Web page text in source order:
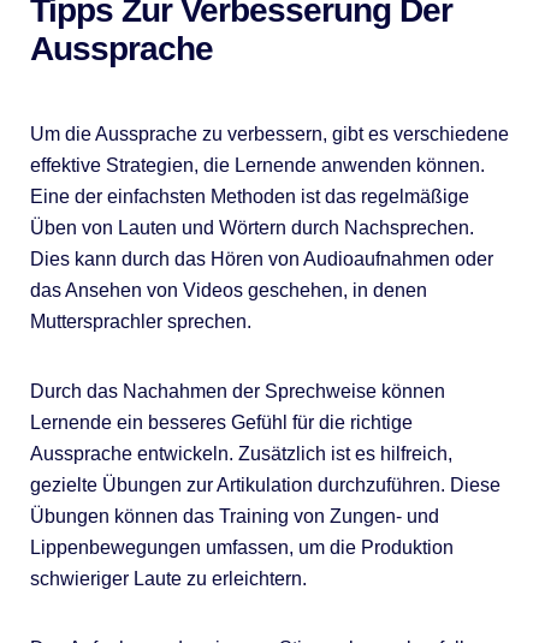
Tipps Zur Verbesserung Der
Aussprache
Um die Aussprache zu verbessern, gibt es verschiedene
effektive Strategien, die Lernende anwenden können.
Eine der einfachsten Methoden ist das regelmäßige
Üben von Lauten und Wörtern durch Nachsprechen.
Dies kann durch das Hören von Audioaufnahmen oder
das Ansehen von Videos geschehen, in denen
Muttersprachler sprechen.
Durch das Nachahmen der Sprechweise können
Lernende ein besseres Gefühl für die richtige
Aussprache entwickeln. Zusätzlich ist es hilfreich,
gezielte Übungen zur Artikulation durchzuführen. Diese
Übungen können das Training von Zungen- und
Lippenbewegungen umfassen, um die Produktion
schwieriger Laute zu erleichtern.